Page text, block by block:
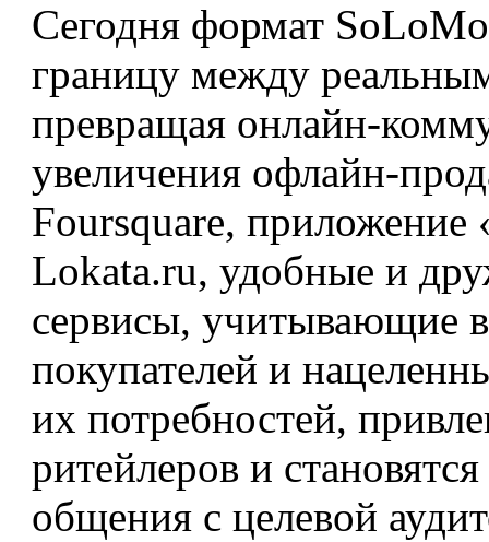
Сегодня формат SoLoMo
границу между
превращая онлайн-
увеличения офлайн-
Foursquare,
Lokata.ru, удобные и
сервисы, учитывающие
покупателей и
их потребностей,
ритейлеров и
общения c целевой